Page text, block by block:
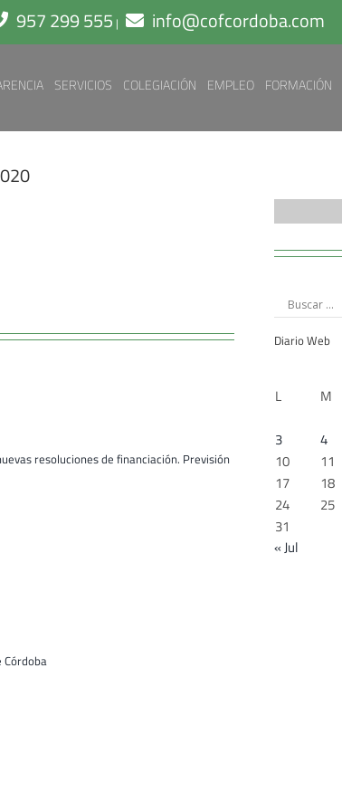
957 299 555 | info@cofcordoba.com
SERVICIOS COLEGIACIÓN EMPLEO FORMACIÓN
resoluciones de financiación. Previsión
Córdoba
Diario Web
L
M
3
4
10
11
17
18
24
25
31
« Jul